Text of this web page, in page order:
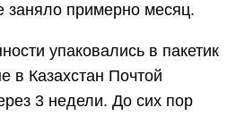
заняло примерно месяц.
упаковались в пакетик
в Казахстан Почтой
3 недели. До сих пор